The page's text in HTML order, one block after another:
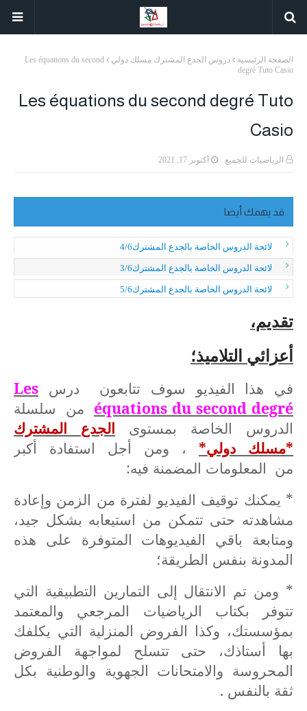
الصفحة الرئيسية دروس الجدع المشترك مسلك دولي
Les équations du second
degré Tuto Casio
Les équations du second degré Tuto
Casio
الرياضيات للجميع أكتوبر 17, 2021
قد يهمك أيضا
لائحة الدروس الخاصة بالجدع المشترك4/6
لائحة الدروس الخاصة بالجدع المشترك3/6
لائحة الدروس الخاصة بالجدع المشترك5/6
تقديم،
أعزائي التلاميذ؛
في هذا الفيديو سوف تتابعون درس Les
équations du second degré من سلسلة
الدروس الخاصة بمستوى الجدع المشترك
*مسلك دولي*
، ومن أجل استفادة أكبر
من المعلومات المضمنة فيه:
* يمكنك توقيف الفيديو لفترة من الزمن وإعادة
مشاهدته حتى تتمكن من استيعابه بشكل جيد،
ومتابعة باقي الفيديوهات المتوفرة على هذه
المدونة بنفس الطريقة؛
* ومن تم الانتقال إلى التمارين التطبيقية التي
تتوفر بكتاب الرياضيات المرجعي والمعتمد
بمؤسستك، وكذا الفروض المنزلية التي يكلفك
بها أستاذك، حتى تتسلح لمواجهة الفروض
المحروسة والامتحانات الجهوية والوطنية بكل
ثقة بالنفس .